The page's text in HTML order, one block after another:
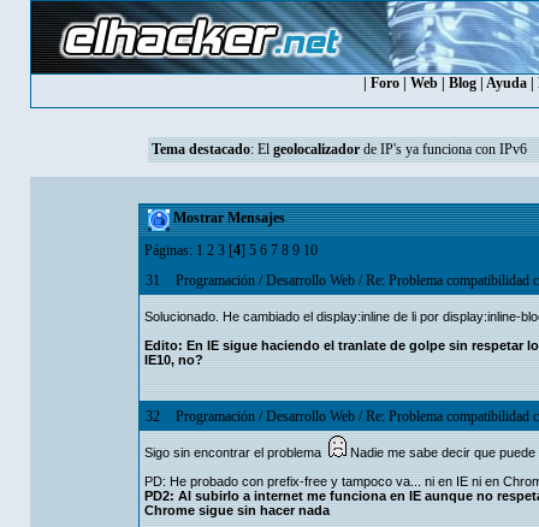
Foro| Web| Blog| Ayuda|
Tema destacado: El geolocalizadorde IP's ya funciona con IPv6
Mostrar Mensajes
Páginas: 1 2 3[4] 5 6 7 8 9 10
31
Programación/Desarrollo Web/Re: Problema compatibilidad
Solucionado. He cambiado el display:inline de li por display:inline-
Edito: En IE sigue haciendo el tranlate de golpe sin respetar
IE10, no?
32 Programación/Desarrollo Web/Re: Problema compatibilidad
Sigo sin encontrar el problema
Nadie me sabe decir que puede
PD: He probado con prefix-free y tampoco va... ni en IE ni en
PD2: Al subirlo a internet me funciona en IE aunque no
Chrome sigue sin hacer nada